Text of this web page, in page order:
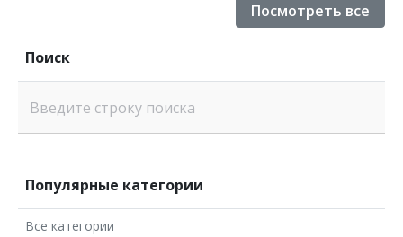
Посмотреть все
Поиск
Введите строку поиска
Популярные категории
Все категории